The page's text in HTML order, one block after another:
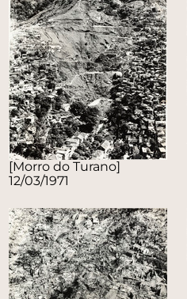
[Morro do Turano]
12/03/1971